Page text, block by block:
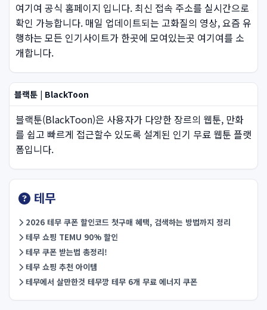
여기여 공식 홈페이지 입니다. 최신 접속 주소를 실시간으로
확인 가능합니다. 매일 업데이트되는 고화질의 영상, 요즘 유
행하는 모든 인기사이트가 한곳에 모여있는곳 여기여를 소
개합니다.
블랙툰 | BlackToon
블랙툰(BlackToon)은 사용자가 다양한 장르의 웹툰, 만화
를 쉽고 빠르게 접근할수 있도록 설계된 인기 무료 웹툰 플랫
폼입니다.
테무
2026 테무 쿠폰 할인코드 첫구매 혜택, 검색하는 방법까지 정리
테무 쇼핑 TEMU 90% 할인
테무 쿠폰 받는법 총정리!
테무 쇼핑 추천 아이템
테무에서 살만한것 테무깡 테무 6개 무료 에너지 쿠폰